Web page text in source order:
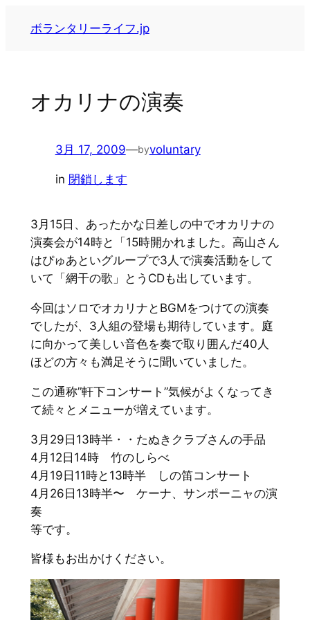
ボランタリーライフ.jp
オカリナの演奏
3月 17, 2009—byvoluntary
in 閉鎖します
3月15日、あったかな日差しの中でオカリナの
演奏会が14時と「15時開かれました。高山さん
はぴゅあといグループで3人で演奏活動をして
いて「網干の歌」とうCDも出しています。
今回はソロでオカリナとBGMをつけての演奏
でしたが、3人組の登場も期待しています。庭
に向かって美しい音色を奏で取り囲んだ40人
ほどの方々も満足そうに聞いていました。
この通称”軒下コンサート”気候がよくなってき
て続々とメニューが増えています。
3月29日13時半・・たぬきクラブさんの手品
4月12日14時 竹のしらべ
4月19日11時と13時半 しの笛コンサート
4月26日13時半〜 ケーナ、サンポーニャの演
奏
等です。
皆様もお出かけください。